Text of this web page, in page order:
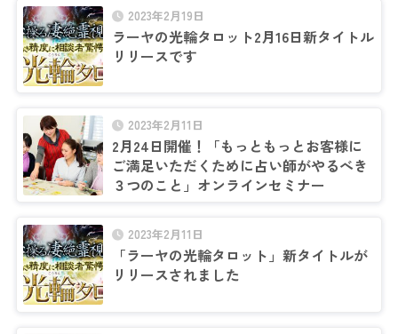
2023年2月19日
ラーヤの光輪タロット2月16日新タイトル
リリースです
2023年2月11日
2月24日開催！「もっともっとお客様に
ご満足いただくために占い師がやるべき
３つのこと」オンラインセミナー
2023年2月11日
「ラーヤの光輪タロット」新タイトルが
リリースされました